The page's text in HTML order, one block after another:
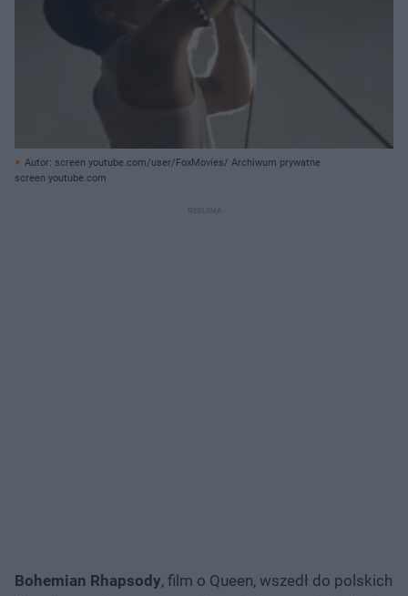
Autor: screen youtube.com/user/FoxMovies/ Archiwum prywatne
screen youtube.com
Bohemian Rhapsody, film o Queen, wszedł do polskich